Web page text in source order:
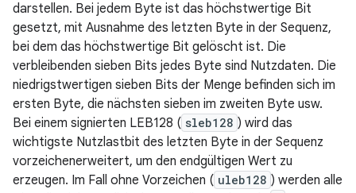
darstellen. Bei jedem Byte ist das höchstwertige Bit
gesetzt, mit Ausnahme des letzten Byte in der Sequenz,
bei dem das höchstwertige Bit gelöscht ist. Die
verbleibenden sieben Bits jedes Byte sind Nutzdaten. Die
niedrigstwertigen sieben Bits der Menge befinden sich im
ersten Byte, die nächsten sieben im zweiten Byte usw.
Bei einem signierten LEB128 ( sleb128 ) wird das
wichtigste Nutzlastbit des letzten Byte in der Sequenz
vorzeichenerweitert, um den endgültigen Wert zu
erzeugen. Im Fall ohne Vorzeichen ( uleb128 ) werden alle